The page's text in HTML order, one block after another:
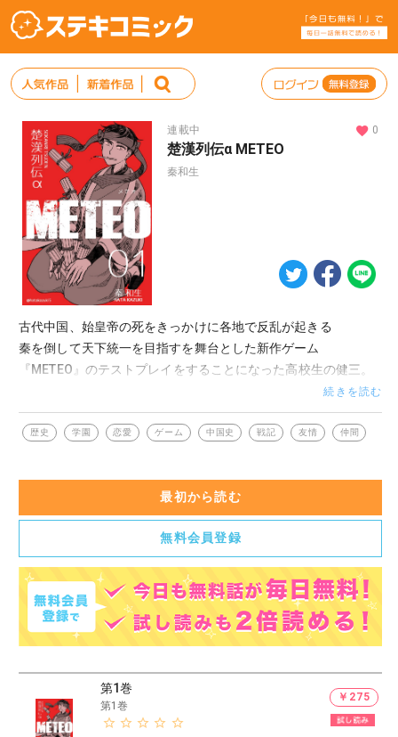
連載中 0
楚漢列伝α METEO
秦和生
古代中国、始皇帝の死をきっかけに各地で反乱が起きる
秦を倒して天下統一を目指すを舞台とした新作ゲーム
『METEO』のテストプレイをすることになった高校生の健三。
ゲームの中に入り楚漢戦争を戦うことに。対戦相手が女の子の
ように見えたが―。
歴史通りに進むか、歴史を覆せるか。ゲームと現実を行き来す
続きを読む
歴史 学園 恋愛 ゲーム 中国史 戦記 友情 仲間
最初から読む
無料会員登録
第1巻
第1巻
￥275